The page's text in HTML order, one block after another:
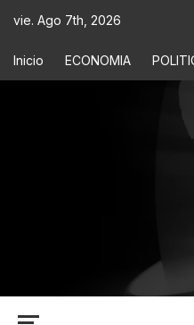
vie. Ago 7th, 2026
Inicio ECONOMIA